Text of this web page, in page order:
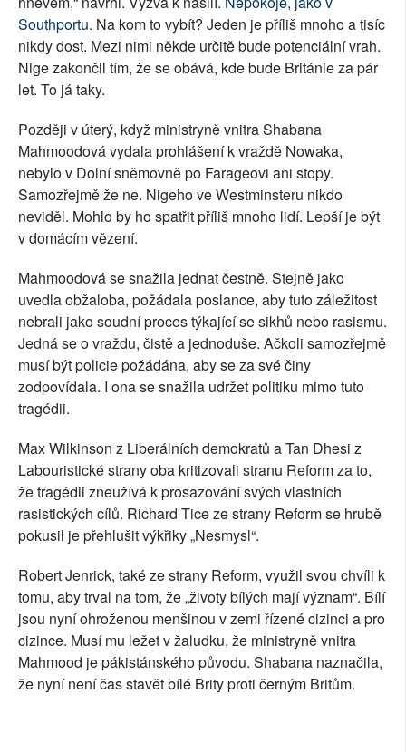
Southportu. Na kom to vybít? Jeden je příliš mnoho a tisíc
nikdy dost. Mezi nimi někde určitě bude potenciální vrah.
Nige zakončil tím, že se obává, kde bude Británie za pár
let. To já taky.
Později v úterý, když ministryně vnitra Shabana
Mahmoodová vydala prohlášení k vraždě Nowaka,
nebylo v Dolní sněmovně po Farageovi ani stopy.
Samozřejmě že ne. Nigeho ve Westminsteru nikdo
neviděl. Mohlo by ho spatřit příliš mnoho lidí. Lepší je být
v domácím vězení.
Mahmoodová se snažila jednat čestně. Stejně jako
uvedla obžaloba, požádala poslance, aby tuto záležitost
nebrali jako soudní proces týkající se sikhů nebo rasismu.
Jedná se o vraždu, čistě a jednoduše. Ačkoli samozřejmě
musí být policie požádána, aby se za své činy
zodpovídala. I ona se snažila udržet politiku mimo tuto
tragédii.
Max Wilkinson z Liberálních demokratů a Tan Dhesi z
Labouristické strany oba kritizovali stranu Reform za to,
že tragédii zneužívá k prosazování svých vlastních
rasistických cílů. Richard Tice ze strany Reform se hrubě
pokusil je přehlušit výkřiky „Nesmysl“.
Robert Jenrick, také ze strany Reform, využil svou chvíli k
tomu, aby trval na tom, že „životy bílých mají význam“. Bílí
jsou nyní ohroženou menšinou v zemi řízené cizinci a pro
cizince. Musí mu ležet v žaludku, že ministryně vnitra
Mahmood je pákistánského původu. Shabana naznačila,
že nyní není čas stavět bílé Brity proti černým Britům.